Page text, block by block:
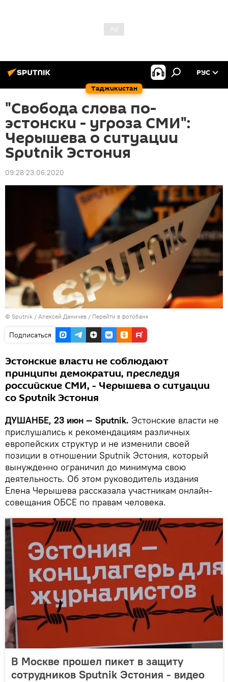
Таджикистан
РУС
"Свобода слова по-
эстонски - угроза СМИ":
Черышева о ситуации
Sputnik Эстония
09:28 23.06.2020
© Sputnik / Алексей Даничев / Перейти в фотобанк
Подписаться
Эстонские власти не соблюдают
принципы демократии, преследуя
российские СМИ, - Черышева о ситуации
со Sputnik Эстония
ДУШАНБЕ, 23 июн — Sputnik. Эстонские власти не
прислушались к рекомендациям различных
европейских структур и не изменили своей
позиции в отношении Sputnik Эстония, который
вынужденно ограничил до минимума свою
деятельность. Об этом руководитель издания
Елена Черышева рассказала участникам онлайн-
совещания ОБСЕ по правам человека.
В Москве прошел пикет в защиту
сотрудников Sputnik Эстония - видео